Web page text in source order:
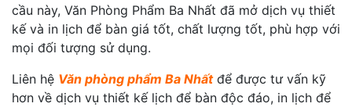
cầu này, Văn Phòng Phẩm Ba Nhất đã mở dịch vụ thiết
kế và in lịch để bàn giá tốt, chất lượng tốt, phù hợp với
mọi đối tượng sử dụng.
Liên hệ Văn phòng phẩm Ba Nhấtđể được tư vấn kỹ
hơn về dịch vụ thiết kế lịch để bàn độc đáo, in lịch để